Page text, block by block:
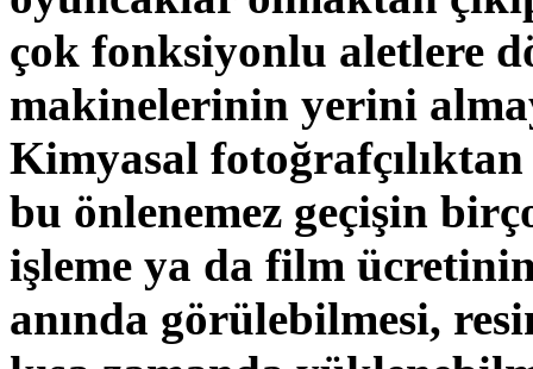
çok fonksiyonlu aletlere
makinelerinin yerini
Kimyasal
bu önlenemez geçişin
işleme ya da film
anında görülebilmesi,